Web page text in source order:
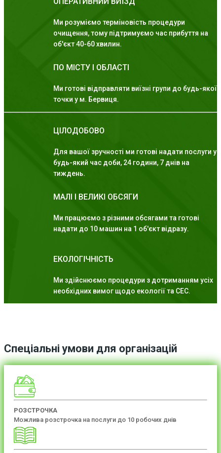
Ми розуміємо терміновість процедури
очищення, тому підтримуємо час прибуття на
об'єкт 40-60 хвилин.
ПО МІСТУ І ОБЛАСТІ
Ми готові відправляти виїзні групи до будь-якої
точки у м. Бервиця.
ЦІЛОДОБОВО
Для вашої зручності ми готові надати послуги у
будь-який час доби, 24 години, 7 днів на
тиждень.
МАЛІ І ВЕЛИКІ ОБСЯГИ
Ми працюємо з різними обсягами та готові
надати до 10 машин на 1 об'єкт відразу.
ЕКОЛОГІЧНІСТЬ
Ми здійснюємо процедури з дотриманням усіх
необхідних вимог щодо екології та СЕС.
Спеціальні умови для організацій
РОЗСТРОЧКА
Можлива розстрочка на послуги до 10 робочих днів